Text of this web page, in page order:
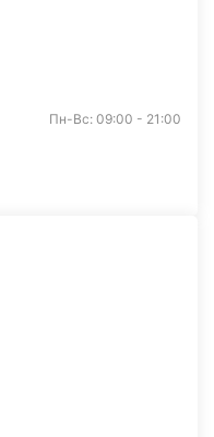
Пн-Вс: 09:00 - 21:00